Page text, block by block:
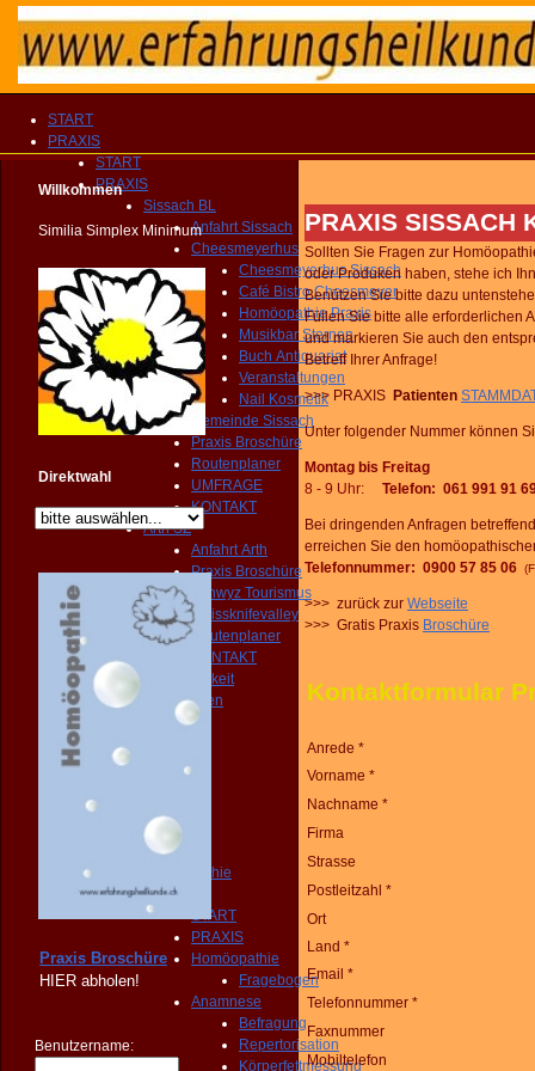
START
PRAXIS
START
PRAXIS
Sissach BL
Anfahrt Sissach
Cheesmeyerhus
Cheesmeyerhus Sissach
Café Bistro Cheesmeyer
Homöopathie Praxis
Musikbar Sternen
Buch Antiquariat
Veranstaltungen
Nail Kosmetik
Gemeinde Sissach
Praxis Broschüre
Routenplaner
UMFRAGE
KONTAKT
Arth SZ
Anfahrt Arth
Praxis Broschüre
Schwyz Tourismus
Swissknifevalley
Routenplaner
KONTAKT
Erreichbarkeit
Fragebogen
Broschüre
NOTFALL
START
PRAXIS
Homöopathie
Diagnose
START
PRAXIS
Homöopathie
Fragebogen
Anamnese
Befragung
Repertorisation
Körperfettmessung
Willkommen
Similia Simplex Minimum
Direktwahl
Praxis Broschüre
HIER abholen!
Benutzername:
PRAXIS SISSACH
Sollten Sie Fragen zur
oder Produken haben, stehe ich
Benützen Sie bitte dazu
Füllen Sie bitte alle erforderlichen
und markieren Sie auch den
Betreff Ihrer Anfrage!
>>> PRAXIS Patienten
Unter folgender Nummer können
Montag bis Freitag
8 - 9 Uhr: Telefon: 061 991 91
Bei dringenden Anfragen
erreichen Sie den
Telefonnummer: 0900 57 85 06
>>> zurück zur Webseite
>>> Gratis Praxis Broschüre
Kontaktformular
Anrede *
Vorname *
Nachname *
Firma
Strasse
Postleitzahl *
Ort
Land *
Email *
Telefonnummer *
Faxnummer
Mobiltelefon